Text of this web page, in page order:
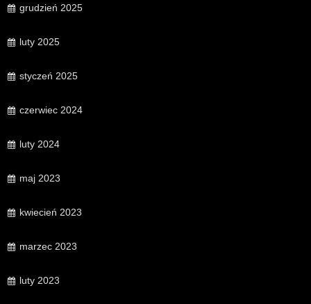
grudzień 2025
luty 2025
styczeń 2025
czerwiec 2024
luty 2024
maj 2023
kwiecień 2023
marzec 2023
luty 2023